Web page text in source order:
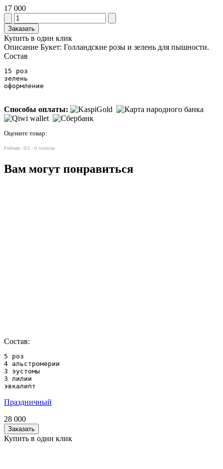
17 000
Заказать
Купить в один клик
Описание Букет: Голландские розы и зелень для пышности.
Состав
15 роз
зелень
оформление
Способы оплаты:
Оцените товар:
Рейтинг: 0/5 - 0 голосов
Вам могут понравиться
Состав:
5 роз
4 альстромерии
3 эустомы
3 лилии
эвкалипт
Праздничный
28 000
Заказать
Купить в один клик